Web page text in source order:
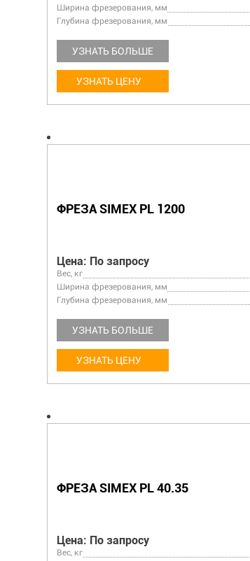
Ширина фрезерования, мм
Глубина фрезерования, мм
УЗНАТЬ БОЛЬШЕ
УЗНАТЬ ЦЕНУ
ФРЕЗА SIMEX PL 1200
Цена: По запросу
Вес, кг
Ширина фрезерования, мм
Глубина фрезерования, мм
УЗНАТЬ БОЛЬШЕ
УЗНАТЬ ЦЕНУ
ФРЕЗА SIMEX PL 40.35
Цена: По запросу
Вес, кг